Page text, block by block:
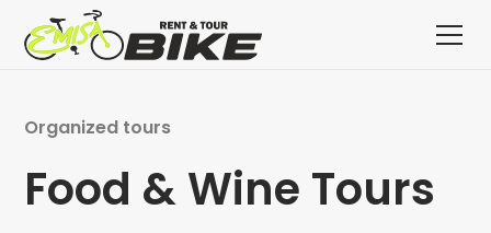
Organized tours
Food & Wine Tours